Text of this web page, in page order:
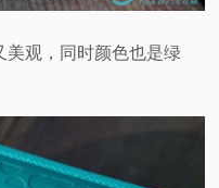
美观，同时颜色也是绿